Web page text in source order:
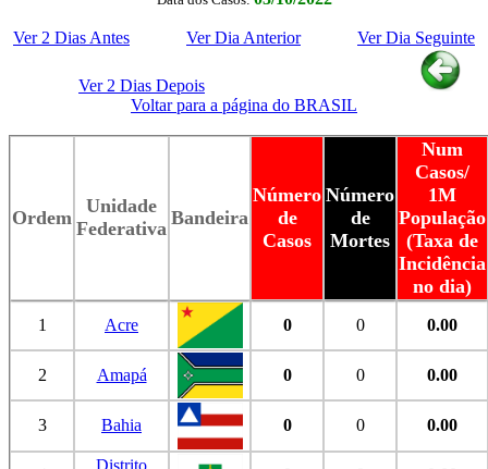
Ver 2 Dias Antes Ver Dia Anterior Ver Dia Seguinte
Ver 2 Dias Depois
Voltar para a página do BRASIL
Ordem
Unidade
Federativa Bandeira
Número
de
Casos
Número
de
Mortes
Num
Casos/
1M
População
(Taxa de
Incidência
no dia)
1 Acre 0 0 0.00
2 Amapá 0 0 0.00
3 Bahia 0 0 0.00
Distrito